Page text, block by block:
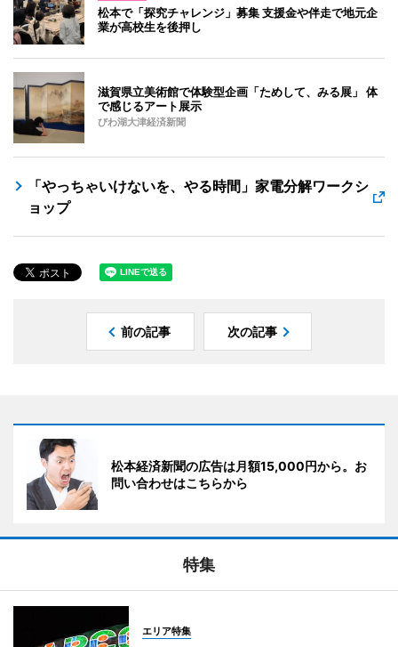
松本で「探究チャレンジ」募集 支援金や伴走で地元企
業が高校生を後押し
滋賀県立美術館で体験型企画「ためして、みる展」 体
で感じるアート展示
びわ湖大津経済新聞
「やっちゃいけないを、やる時間」家電分解ワークシ
ョップ
前の記事 次の記事
松本経済新聞の広告は月額15,000円から。お
問い合わせはこちらから
特集
エリア特集